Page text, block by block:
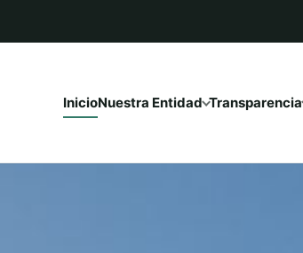
InicioNuestra Entidad Transparencia